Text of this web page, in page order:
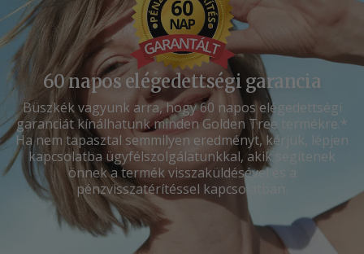
60 napos elégedettségi garancia
Büszkék vagyunk arra, hogy 60 napos elégedettségi
garanciát kínálhatunk minden Golden Tree termékre.*
Ha nem tapasztal semmilyen eredményt, kérjük, lépjen
kapcsolatba ügyfélszolgálatunkkal, akik segítenek
önnek a termék visszaküldésével és a
pénzvisszatérítéssel kapcsolatban.